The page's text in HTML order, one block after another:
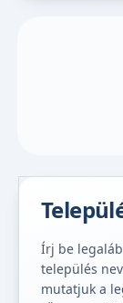
Írj be
település
mutatjuk a